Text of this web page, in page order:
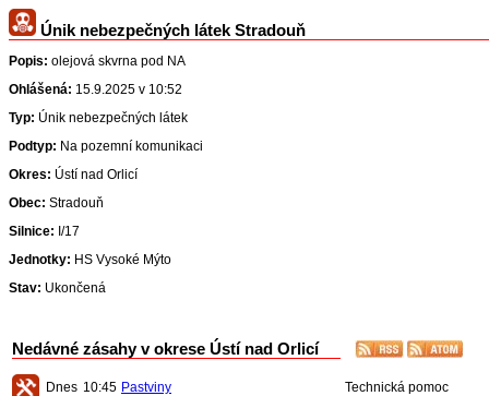
Únik nebezpečných látek Stradouň
Popis: olejová skvrna pod NA
Ohlášená: 15.9.2025 v 10:52
Typ: Únik nebezpečných látek
Podtyp: Na pozemní komunikaci
Okres: Ústí nad Orlicí
Obec: Stradouň
Silnice: I/17
Jednotky: HS Vysoké Mýto
Stav: Ukončená
Nedávné zásahy v okrese Ústí nad Orlicí
Dnes 10:45 Pastviny Technická pomoc